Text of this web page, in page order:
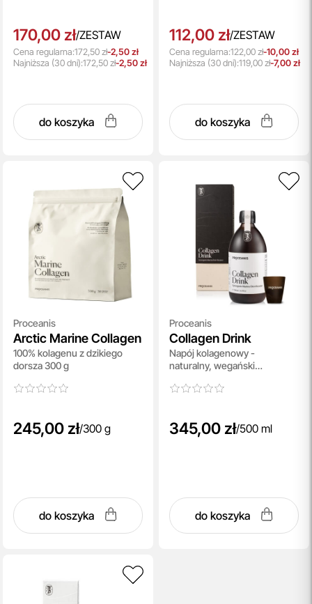
170,00 zł/ZESTAW
Cena regularna:172,50 zł-2,50 zł
Najniższa (30 dni):172,50 zł-2,50 zł
do koszyka
112,00 zł/ZESTAW
Cena regularna:122,00 zł-10,00 zł
Najniższa (30 dni):119,00 zł-7,00 zł
do koszyka
Proceanis
Arctic Marine Collagen
100% kolagenu z dzikiego
dorsza 300 g
245,00 zł/300 g
do koszyka
Proceanis
Collagen Drink
Napój kolagenowy -
naturalny, wegański
345,00 zł/500 ml
do koszyka